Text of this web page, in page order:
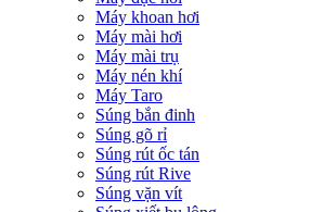
Máy khoan hơi
Máy mài hơi
Máy mài trụ
Máy nén khí
Máy Taro
Súng bắn đinh
Súng gõ rỉ
Súng rút ốc tán
Súng rút Rive
Súng vặn vít